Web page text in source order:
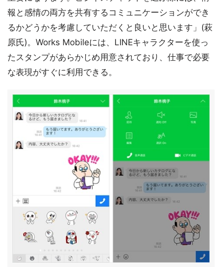
報と感情の両方を共有するコミュニケーションができ
るかどうかを考慮していただくと良いと思います」(萩
原氏)。Works Mobileには、LINEキャラクターを使っ
たスタンプがあらかじめ用意されており、仕事で必要
な表現がすぐに利用できる。